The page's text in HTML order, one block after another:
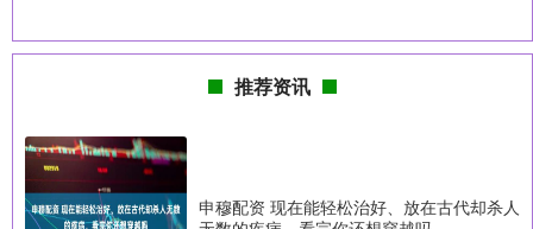
推荐资讯
申穆配资 现在能轻松治好、放在古代却杀人